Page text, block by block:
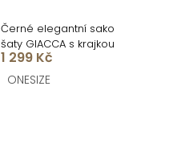
Černé elegantní sako
šaty GIACCA s krajkou
1 299 Kč
ONESIZE